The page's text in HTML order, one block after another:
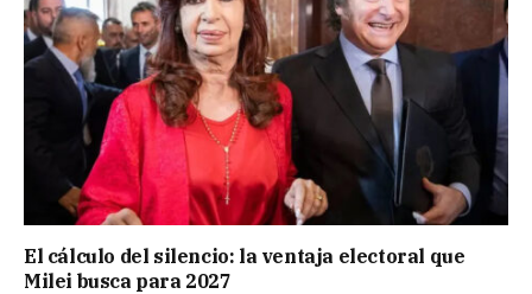
El cálculo del silencio: la ventaja electoral que
Milei busca para 2027